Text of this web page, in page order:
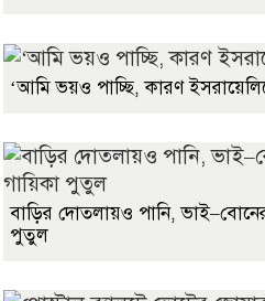
‘আমি ভয়ও পাচ্ছি, কারণ
বাড়ির দোতলায়ও পানি,
পুতুল